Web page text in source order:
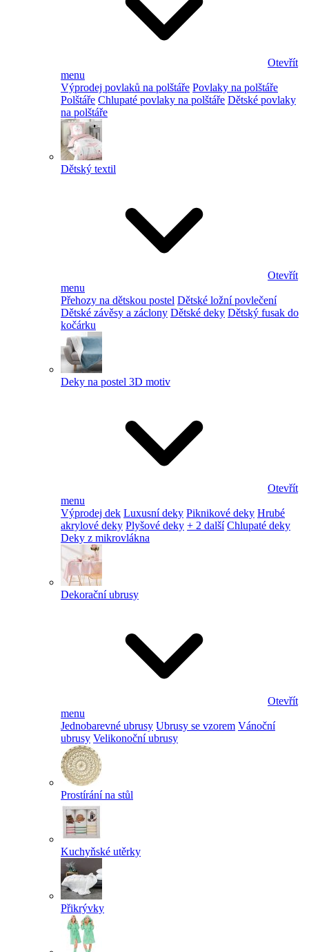
Otevřít
menu
Výprodej povlaků na polštáře Povlaky na polštáře
Polštáře Chlupaté povlaky na polštáře Dětské povlaky
na polštáře
Dětský textil
Otevřít
menu
Přehozy na dětskou postel Dětské ložní povlečení
Dětské závěsy a záclony Dětské deky Dětský fusak do
kočárku
Deky na postel 3D motiv
Otevřít
menu
Výprodej dek Luxusní deky Piknikové deky Hrubé
akrylové deky Plyšové deky + 2 další Chlupaté deky
Deky z mikrovlákna
Dekorační ubrusy
Otevřít
menu
Jednobarevné ubrusy Ubrusy se vzorem Vánoční
ubrusy Velikonoční ubrusy
Prostírání na stůl
Kuchyňské utěrky
Přikrývky